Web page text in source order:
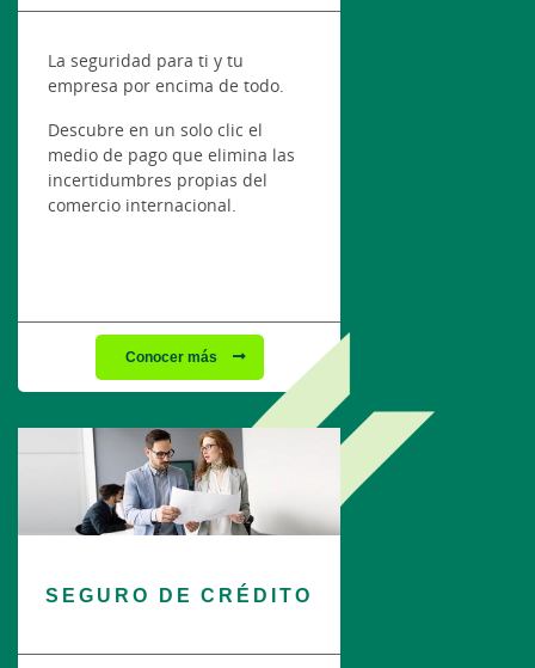
La seguridad para ti y tu
empresa por encima de todo.
Descubre en un solo clic el
medio de pago que elimina las
incertidumbres propias del
comercio internacional.
Conocer más
SEGURO DE CRÉDITO